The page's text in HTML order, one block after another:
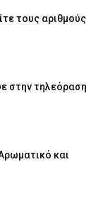
τους αριθμούς
στην τηλεόραση
και